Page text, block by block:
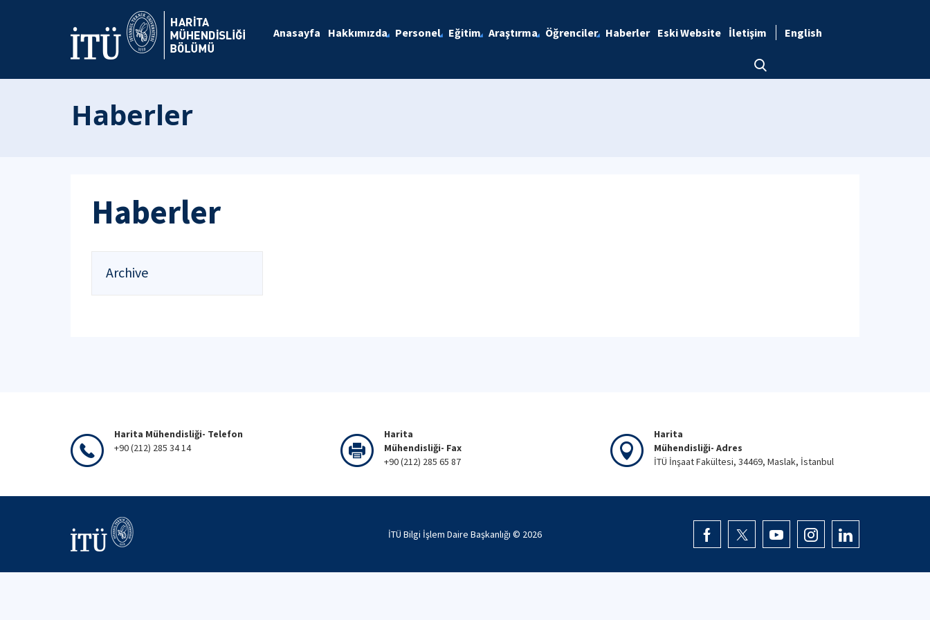
Anasayfa Hakkımızda Personel Eğitim Araştırma Öğrenciler Haberler Eski Website İletişim English
Haberler
Haberler
Archive
Harita Mühendisliği- Telefon
+90 (212) 285 34 14
Harita
Mühendisliği- Fax
+90 (212) 285 65 87
Harita
Mühendisliği- Adres
İTÜ İnşaat Fakültesi, 34469, Maslak, İstanbul
İTÜ Bilgi İşlem Daire Başkanlığı © 2026